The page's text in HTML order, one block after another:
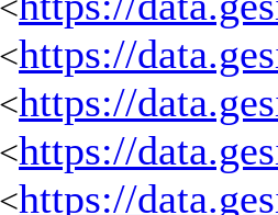
<
<https://
<https://
<https://
<https://